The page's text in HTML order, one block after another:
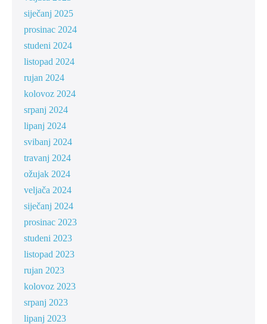
siječanj 2025
prosinac 2024
studeni 2024
listopad 2024
rujan 2024
kolovoz 2024
srpanj 2024
lipanj 2024
svibanj 2024
travanj 2024
ožujak 2024
veljača 2024
siječanj 2024
prosinac 2023
studeni 2023
listopad 2023
rujan 2023
kolovoz 2023
srpanj 2023
lipanj 2023